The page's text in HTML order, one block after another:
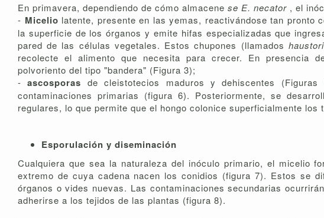
En primavera, dependiendo de cómo almacene se E. necator , el
- Micelio latente, presente en las yemas, reactivándose tan pronto
la superficie de los órganos y emite hifas especializadas que
pared de las células vegetales. Estos chupones (llamados
recolecte el alimento que necesita para crecer. En presencia
polvoriento del tipo "bandera" (Figura 3);
-ascosporas de cleistotecios maduros y dehiscentes
contaminaciones primarias (figura 6). Posteriormente, se
regulares, lo que permite que el hongo colonice superficialmente
Esporulación y diseminación
Cualquiera que sea la naturaleza del inóculo primario, el micelio
extremo de cuya cadena nacen los conidios (figura 7). Estos se
órganos o vides nuevas. Las contaminaciones secundarias
adherirse a los tejidos de las plantas (figura 8).